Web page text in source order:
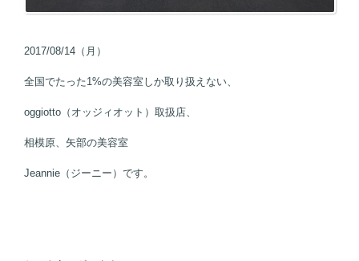
2017/08/14（月）
全国でたった1%の美容室しか取り扱えない、
oggiotto（オッジィオット）取扱店、
相模原、矢部の美容室
Jeannie（ジーニー）です。